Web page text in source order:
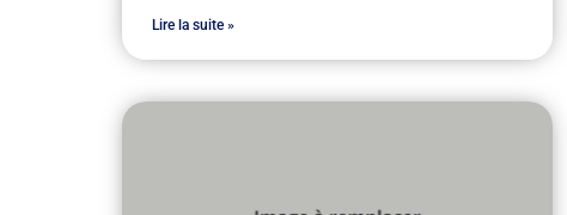
Lire la suite »